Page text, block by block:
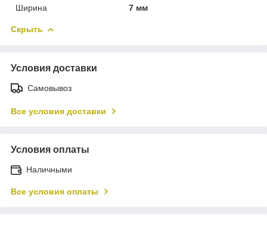
Ширина
7 мм
Скрыть
Условия доставки
Самовывоз
Все условия доставки
Условия оплаты
Наличными
Все условия оплаты